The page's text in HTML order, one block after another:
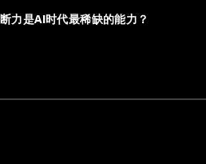
力是AI时代最稀缺的能力？